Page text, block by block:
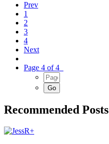
Prev
1
2
3
4
Next
Page 4 of 4
Recommended Posts